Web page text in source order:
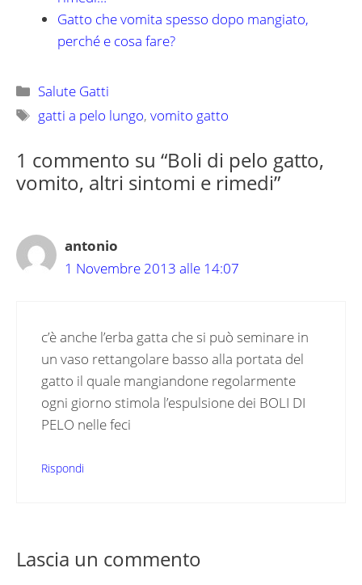
Gatto che vomita spesso dopo mangiato,
perché e cosa fare?
Categorie
Salute Gatti
Tag
gatti a pelo lungo,vomito gatto
1 commento su “Boli di pelo gatto,
vomito, altri sintomi e rimedi”
antonio
1 Novembre 2013 alle 14:07
c’è anche l’erba gatta che si può seminare in
un vaso rettangolare basso alla portata del
gatto il quale mangiandone regolarmente
ogni giorno stimola l’espulsione dei BOLI DI
PELO nelle feci
Rispondi
Lascia un commento